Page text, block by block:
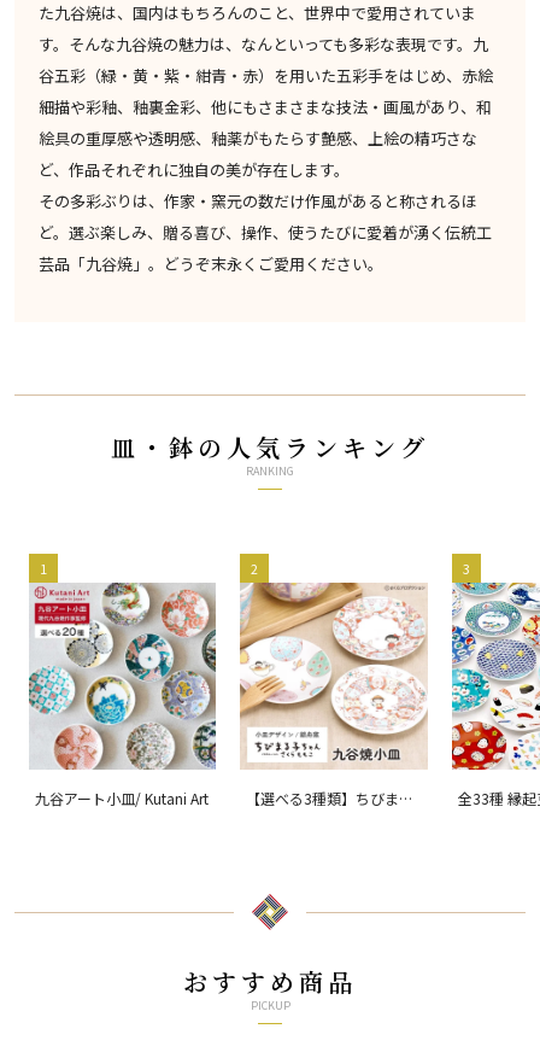
た九谷焼は、国内はもちろんのこと、世界中で愛用されていま
す。そんな九谷焼の魅力は、なんといっても多彩な表現です。九
谷五彩（緑・黄・紫・紺青・赤）を用いた五彩手をはじめ、赤絵
細描や彩釉、釉裏金彩、他にもさまさまな技法・画風があり、和
絵具の重厚感や透明感、釉薬がもたらす艶感、上絵の精巧さな
ど、作品それぞれに独自の美が存在します。
その多彩ぶりは、作家・窯元の数だけ作風があると称されるほ
ど。選ぶ楽しみ、贈る喜び、操作、使うたびに愛着が湧く伝統工
芸品「九谷焼」。どうぞ末永くご愛用ください。
皿・鉢の人気ランキング
RANKING
1
九谷アート小皿/ Kutani Art
2
【選べる3種類】ちびまる
3
全33種 縁
おすすめ商品
PICKUP